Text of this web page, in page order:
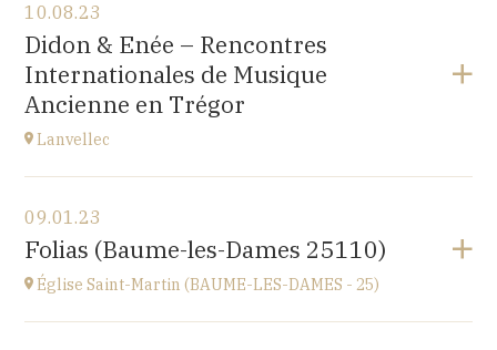
église St Aubin, Ennery (95300)
place Robert Schumann
at18H00
Go to site
10.08.23
Didon & Enée – Rencontres
Internationales de Musique
Ancienne en Trégor
Lanvellec
Lanvellec
at15H
Go to site
09.01.23
Folias (Baume-les-Dames 25110)
Église Saint-Martin (BAUME-LES-DAMES - 25)